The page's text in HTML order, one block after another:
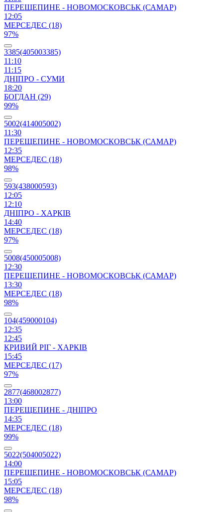
ПЕРЕЩЕПИНЕ - НОВОМОСКОВСЬК (САМАР)
12:05
МЕРСЕДЕС (18)
97%
3385(405003385)
11:10
11:15
ДНІПРО - СУМИ
18:20
БОГДАН (29)
99%
5002(414005002)
11:30
ПЕРЕЩЕПИНЕ - НОВОМОСКОВСЬК (САМАР)
12:35
МЕРСЕДЕС (18)
98%
593(438000593)
12:05
12:10
ДНІПРО - ХАРКІВ
14:40
МЕРСЕДЕС (18)
97%
5008(450005008)
12:30
ПЕРЕЩЕПИНЕ - НОВОМОСКОВСЬК (САМАР)
13:30
МЕРСЕДЕС (18)
98%
104(459000104)
12:35
12:45
КРИВИЙ РІГ - ХАРКІВ
15:45
МЕРСЕДЕС (17)
97%
2877(468002877)
13:00
ПЕРЕЩЕПИНЕ - ДНІПРО
14:35
МЕРСЕДЕС (18)
99%
5022(504005022)
14:00
ПЕРЕЩЕПИНЕ - НОВОМОСКОВСЬК (САМАР)
15:05
МЕРСЕДЕС (18)
98%